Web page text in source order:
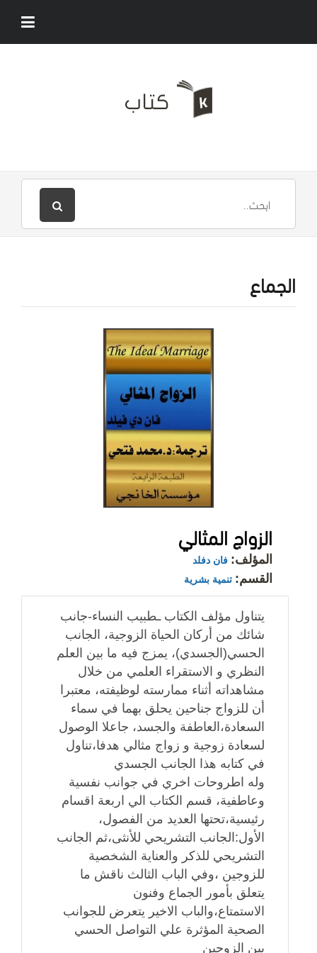
الجماع
الزواج المثالي
المؤلف: فان دفلد
القسم: تنمية بشرية
يتناول مؤلف الكتاب ـطبيب النساء-جانب
شائك من أركان الحياة الزوجية، الجانب
الحسي(الجسدي)، يمزج فيه ما بين العلم
النظري و الاستقراء العلمي من خلال
مشاهداته أثناء ممارسته لوظيفته، معتبرا
أن للزواج جناحين يحلق بهما في سماء
السعادة،العاطفة والجسد، جاعلا الوصول
لسعادة زوجية و زواج مثالي هدفا،تناول
في كتابه هذا الجانب الجسدي
وله اطروحات اخري في جوانب نفسية
وعاطفية، قسم الكتاب الي اربعة اقسام
رئيسية،تحتها العديد من الفصول،
الأول:الجانب التشريحي للأنثى،ثم الجانب
التشريحي للذكر والعناية الشخصية
للزوجين ،وفي الباب الثالث ناقش ما
يتعلق بأمور الجماع وفنون
الاستمتاع،والباب الاخير يتعرض للجوانب
الصحية المؤثرة علي التواصل الحسي
بين الزوجين